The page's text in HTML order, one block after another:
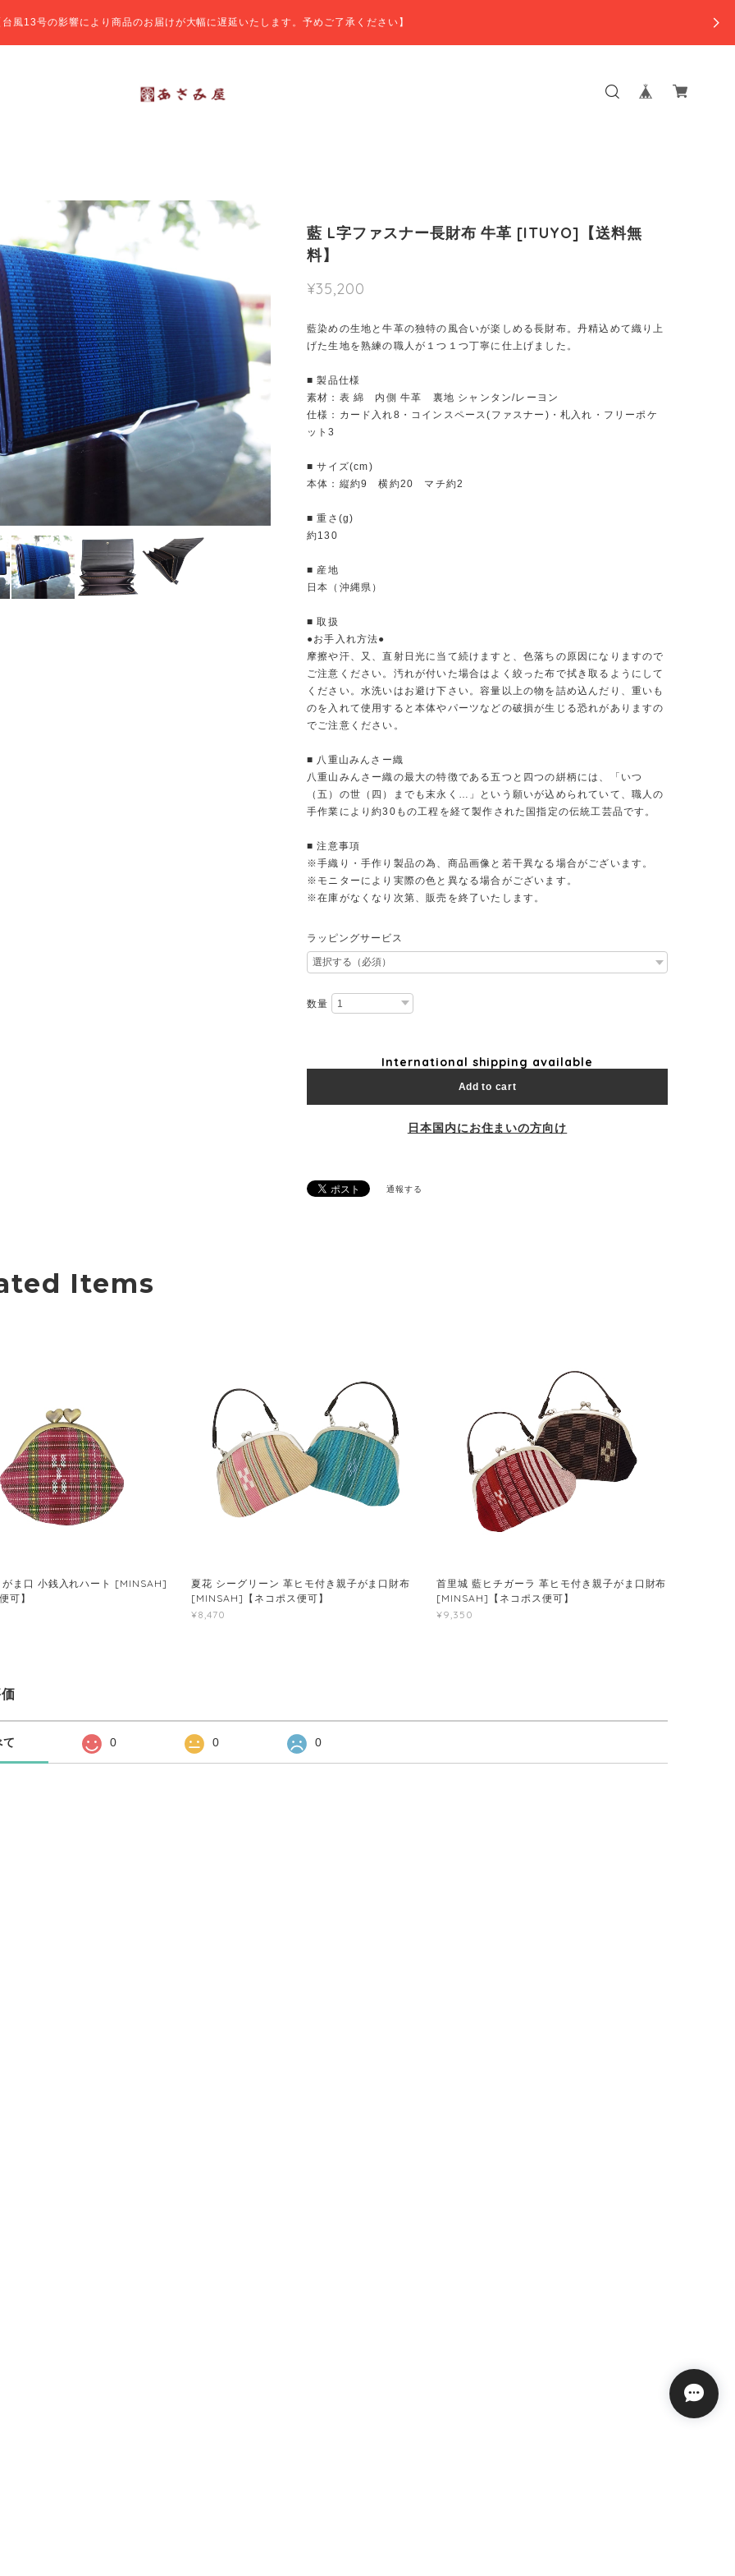
台風13号の影響により商品のお届けが大幅に遅延いたします。予めご了承ください】
藍 L字ファスナー長財布 牛革 [ITUYO]【送料無
料】
¥35,200
藍染めの生地と牛革の独特の風合いが楽しめる長財布。丹精込めて織り上
げた生地を熟練の職人が１つ１つ丁寧に仕上げました。
■ 製品仕様
素材：表 綿 内側 牛革 裏地 シャンタン/レーヨン
仕様：カード入れ8・コインスペース(ファスナー)・札入れ・フリーポケ
ット3
■ サイズ(cm)
本体：縦約9 横約20 マチ約2
■ 重さ(g)
約130
■ 産地
日本（沖縄県）
■ 取扱
●お手入れ方法●
摩擦や汗、又、直射日光に当て続けますと、色落ちの原因になりますので
ご注意ください。汚れが付いた場合はよく絞った布で拭き取るようにして
ください。水洗いはお避け下さい。容量以上の物を詰め込んだり、重いも
のを入れて使用すると本体やパーツなどの破損が生じる恐れがありますの
でご注意ください。
■ 八重山みんさー織
八重山みんさー織の最大の特徴である五つと四つの絣柄には、「いつ
（五）の世（四）までも末永く…」という願いが込められていて、職人の
手作業により約30もの工程を経て製作された国指定の伝統工芸品です。
■ 注意事項
※手織り・手作り製品の為、商品画像と若干異なる場合がございます。
※モニターにより実際の色と異なる場合がございます。
※在庫がなくなり次第、販売を終了いたします。
ラッピングサービス
数量
International shipping available
Add to cart
日本国内にお住まいの方向け
通報する
Items
がま口 小銭入れハート [MINSAH]
可】
夏花 シーグリーン 革ヒモ付き親子がま口財布
[MINSAH]【ネコポス便可】
¥8,470
首里城 藍ヒチガーラ 革ヒモ付き親子がま口財布
[MINSAH]【ネコポス便可】
¥9,350
て 0 0 0